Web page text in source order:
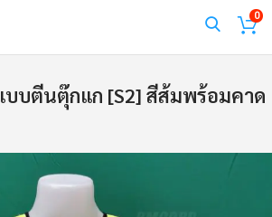
0
บบตีนตุ๊กแก [S2] สีส้มพร้อมคาด